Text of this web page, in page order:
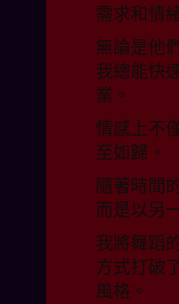
需求和情
無論是他
我總能快
業。
情感上不
至如歸。
隨著時間
而是以另
我將舞蹈
方式打破
風格。